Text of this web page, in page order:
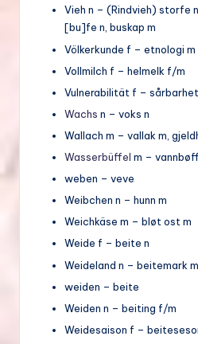
Vieh n – (Rindvieh) storfe
[bu]fe n, buskap m
Völkerkunde f – etnologi m
Vollmilch f – helmelk f/m
Vulnerabilität f –
Wachs n – voks n
Wallach m – vallak m,
Wasserbüffel m –
weben – veve
Weibchen n – hunn m
Weichkäse m – bløt ost m
Weide f – beite n
Weideland n – beitemark
weiden – beite
Weiden n – beiting f/m
Weidesaison f –